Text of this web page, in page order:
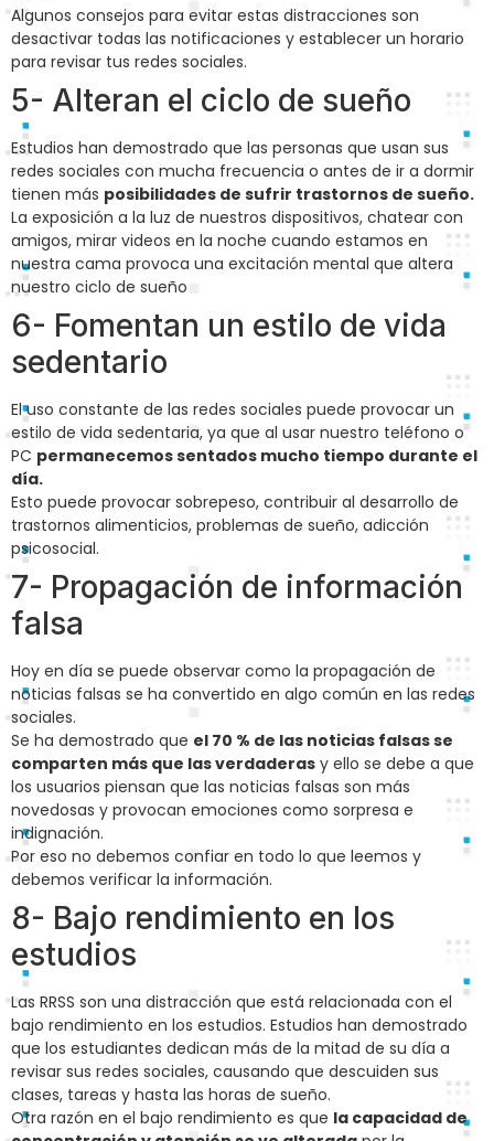
Algunos consejos para evitar estas distracciones son
desactivar todas las notificaciones y establecer un horario
para revisar tus redes sociales.
5- Alteran el ciclo de sueño
Estudios han demostrado que las personas que usan sus
redes sociales con mucha frecuencia o antes de ir a dormir
tienen más posibilidades de sufrir trastornos de sueño.
La exposición a la luz de nuestros dispositivos, chatear con
amigos, mirar videos en la noche cuando estamos en
nuestra cama provoca una excitación mental que altera
nuestro ciclo de sueño
6- Fomentan un estilo de vida
sedentario
El uso constante de las redes sociales puede provocar un
estilo de vida sedentaria, ya que al usar nuestro teléfono o
PC permanecemos sentados mucho tiempo durante el
día.
Esto puede provocar sobrepeso, contribuir al desarrollo de
trastornos alimenticios, problemas de sueño, adicción
psicosocial.
7- Propagación de información
falsa
Hoy en día se puede observar como la propagación de
noticias falsas se ha convertido en algo común en las redes
sociales.
Se ha demostrado que el 70 % de las noticias falsas se
comparten más que las verdaderas y ello se debe a que
los usuarios piensan que las noticias falsas son más
novedosas y provocan emociones como sorpresa e
indignación.
Por eso no debemos confiar en todo lo que leemos y
debemos verificar la información.
8- Bajo rendimiento en los
estudios
Las RRSS son una distracción que está relacionada con el
bajo rendimiento en los estudios. Estudios han demostrado
que los estudiantes dedican más de la mitad de su día a
revisar sus redes sociales, causando que descuiden sus
clases, tareas y hasta las horas de sueño.
Otra razón en el bajo rendimiento es que la capacidad de